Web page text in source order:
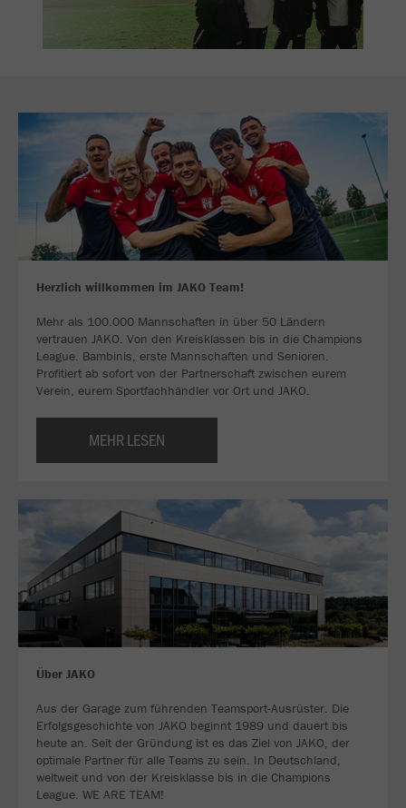
Herzlich willkommen im JAKO Team!
Mehr als 100.000 Mannschaften in über 50 Ländern
vertrauen JAKO. Von den Kreisklassen bis in die Champions
League. Bambinis, erste Mannschaften und Senioren.
Profitiert ab sofort von der Partnerschaft zwischen eurem
Verein, eurem Sportfachhändler vor Ort und JAKO.
MEHR LESEN
Über JAKO
Aus der Garage zum führenden Teamsport-Ausrüster. Die
Erfolgsgeschichte von JAKO beginnt 1989 und dauert bis
heute an. Seit der Gründung ist es das Ziel von JAKO, der
optimale Partner für alle Teams zu sein. In Deutschland,
weltweit und von der Kreisklasse bis in die Champions
League. WE ARE TEAM!